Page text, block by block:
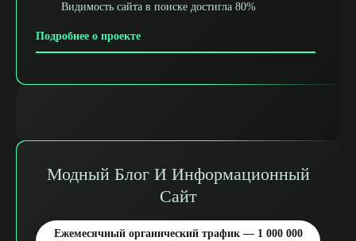
Видимость сайта в поиске достигла 80%
Подробнее о проекте
Модный Блог И Информационный
Сайт
Ежемесячный органический трафик — 1 000 000